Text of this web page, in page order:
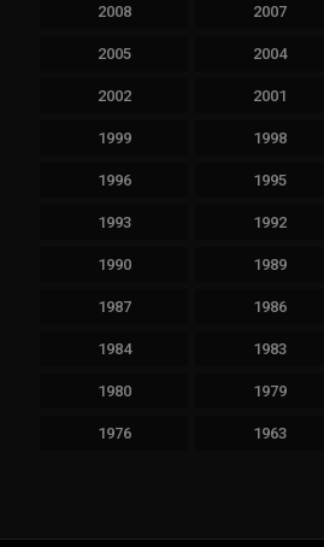
2008 2007
2005 2004
2002 2001
1999 1998
1996 1995
1993 1992
1990 1989
1987 1986
1984 1983
1980 1979
1976 1963